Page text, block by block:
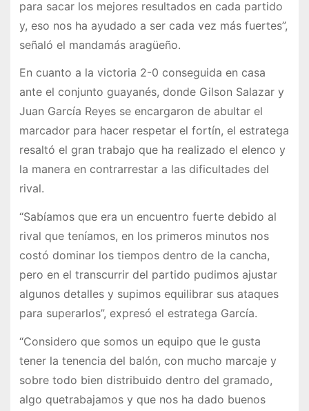
para sacar los mejores resultados en cada partido
y, eso nos ha ayudado a ser cada vez más fuertes”,
señaló el mandamás aragüeño.
En cuanto a la victoria 2-0 conseguida en casa
ante el conjunto guayanés, donde Gilson Salazar y
Juan García Reyes se encargaron de abultar el
marcador para hacer respetar el fortín, el estratega
resaltó el gran trabajo que ha realizado el elenco y
la manera en contrarrestar a las dificultades del
rival.
“Sabíamos que era un encuentro fuerte debido al
rival que teníamos, en los primeros minutos nos
costó dominar los tiempos dentro de la cancha,
pero en el transcurrir del partido pudimos ajustar
algunos detalles y supimos equilibrar sus ataques
para superarlos”, expresó el estratega García.
“Considero que somos un equipo que le gusta
tener la tenencia del balón, con mucho marcaje y
sobre todo bien distribuido dentro del gramado,
algo quetrabajamos y que nos ha dado buenos